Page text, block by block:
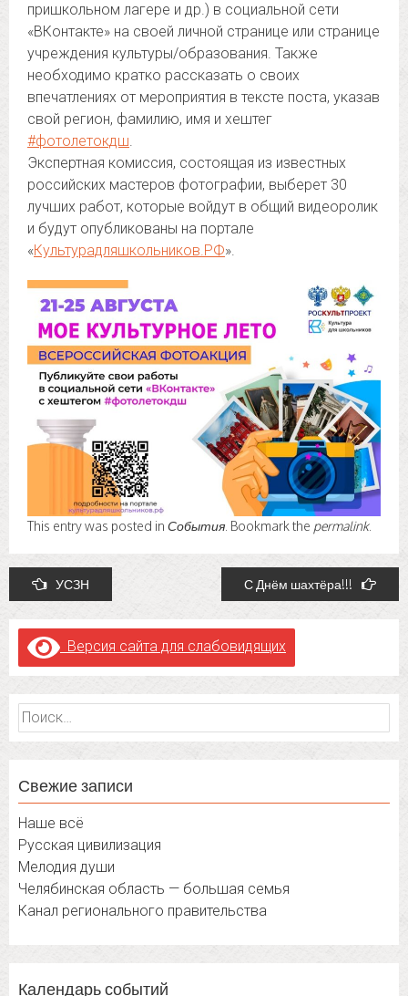
пришкольном лагере и др.) в социальной сети
«ВКонтакте» на своей личной странице или странице
учреждения культуры/образования. Также
необходимо кратко рассказать о своих
впечатлениях от мероприятия в тексте поста, указав
свой регион, фамилию, имя и хештег
#фотолетокдш.
Экспертная комиссия, состоящая из известных
российских мастеров фотографии, выберет 30
лучших работ, которые войдут в общий видеоролик
и будут опубликованы на портале
«Культурадляшкольников.РФ».
This entry was posted in События . Bookmark the permalink.
Post
navigation
УСЗН С Днём шахтёра!!!
Версия сайта для слабовидящих
Найти:
Свежие записи
Наше всё
Русская цивилизация
Мелодия души
Челябинская область — большая семья
Канал регионального правительства
Календарь событий